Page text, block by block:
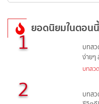
ยอดนิยมในตอนนี้
1
บทส
ง่ายๆ
บทสว
2
บทส